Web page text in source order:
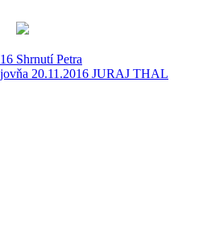
Shrnutí Petra
20.11.2016 JURAJ THAL